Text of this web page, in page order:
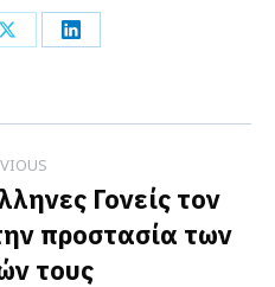
Share
X
Share
LinkedIn
Previous
post:
Γονείς τον
προστασία των
τους